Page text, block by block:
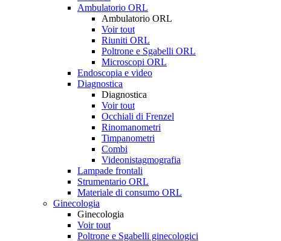
Ambulatorio ORL
Ambulatorio ORL
Voir tout
Riuniti ORL
Poltrone e Sgabelli ORL
Microscopi ORL
Endoscopia e video
Diagnostica
Diagnostica
Voir tout
Occhiali di Frenzel
Rinomanometri
Timpanometri
Combi
Videonistagmografia
Lampade frontali
Strumentario ORL
Materiale di consumo ORL
Ginecologia
Ginecologia
Voir tout
Poltrone e Sgabelli ginecologici